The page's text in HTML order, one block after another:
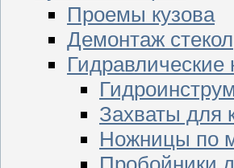
Проемы кузова
Демонтаж стекол
Захваты для
Ножницы по